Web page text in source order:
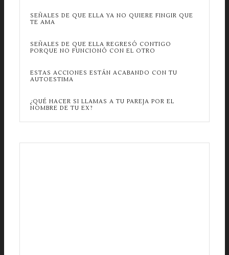
SEÑALES DE QUE ELLA YA NO QUIERE FINGIR QUE
TE AMA
SEÑALES DE QUE ELLA REGRESÓ CONTIGO
PORQUE NO FUNCIONÓ CON EL OTRO
ESTAS ACCIONES ESTÁN ACABANDO CON TU
AUTOESTIMA
¿QUÉ HACER SI LLAMAS A TU PAREJA POR EL
NOMBRE DE TU EX?